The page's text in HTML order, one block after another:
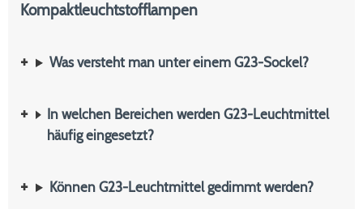
Kompaktleuchtstofflampen
Was versteht man unter einem G23-Sockel?
In welchen Bereichen werden G23-Leuchtmittel
häufig eingesetzt?
Können G23-Leuchtmittel gedimmt werden?